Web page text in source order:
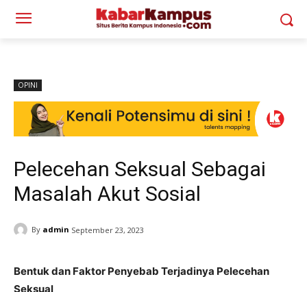
OPINI
Pelecehan Seksual Sebagai
Masalah Akut Sosial
By admin September 23, 2023
Bentuk dan Faktor Penyebab Terjadinya Pelecehan
Seksual